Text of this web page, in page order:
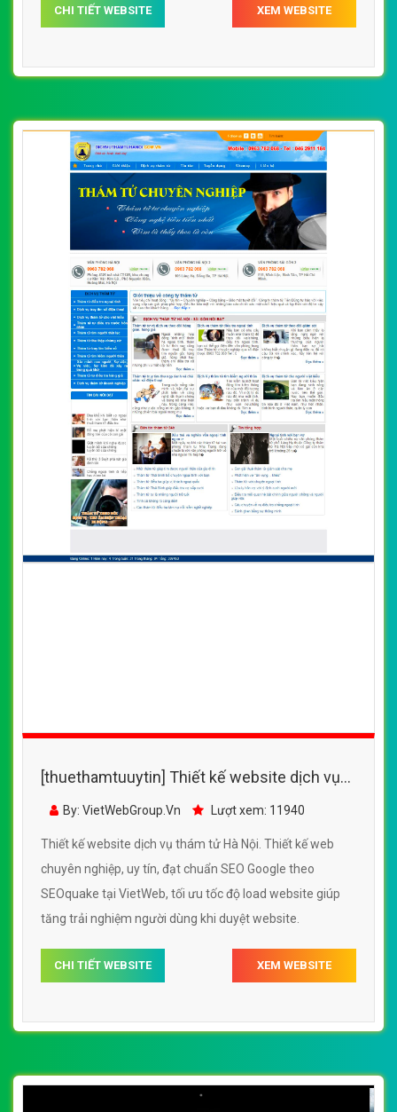
CHI TIẾT WEBSITE XEM WEBSITE
[thuethamtuuytin] Thiết kế website dịch vụ
thám tử Hà Nội đẹp SEO nhanh hiệu quả
By: VietWebGroup.Vn Lượt xem: 11940
Thiết kế website dịch vụ thám tử Hà Nội. Thiết kế web
chuyên nghiệp, uy tín, đạt chuẩn SEO Google theo
SEOquake tại VietWeb, tối ưu tốc độ load website giúp
tăng trải nghiệm người dùng khi duyệt website.
CHI TIẾT WEBSITE XEM WEBSITE